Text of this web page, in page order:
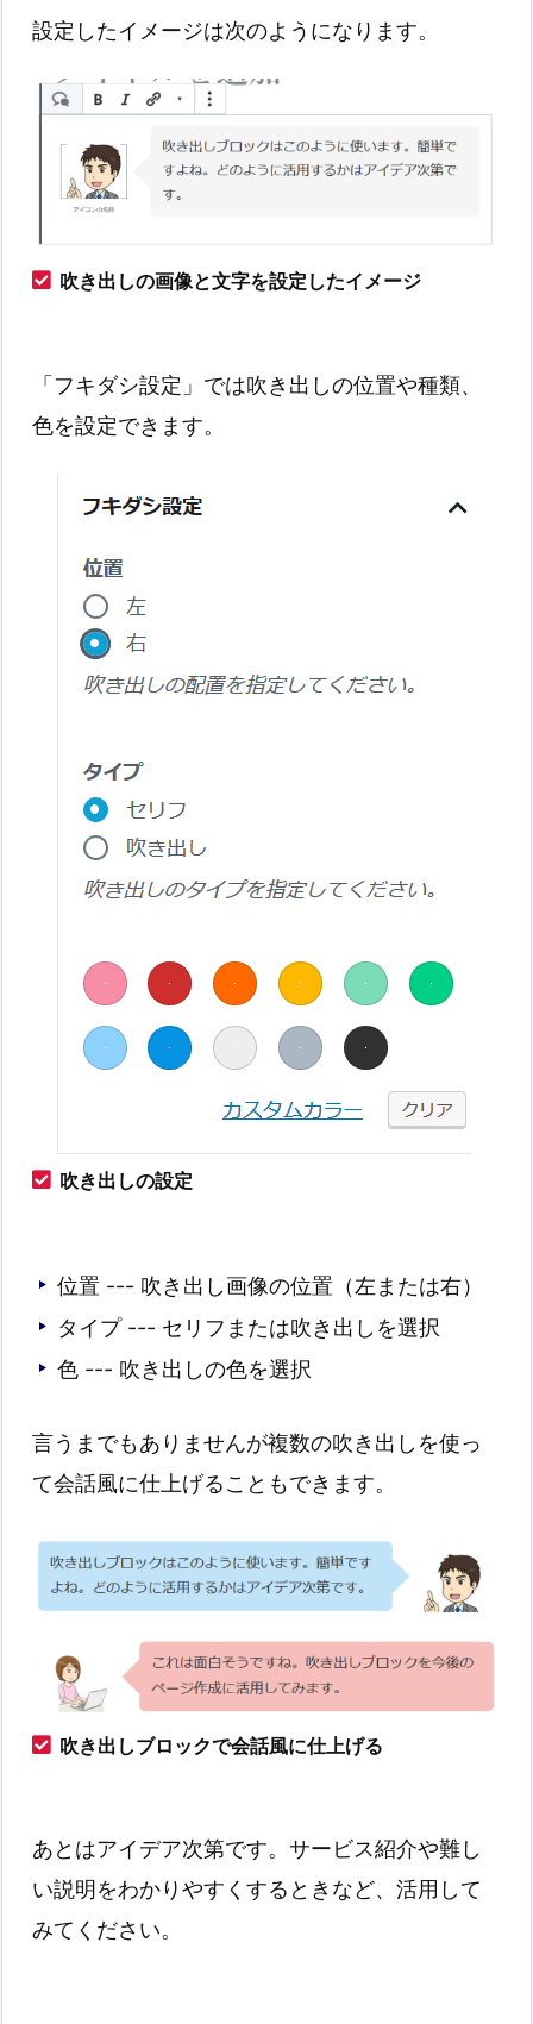
設定したイメージは次のようになります。
吹き出しの画像と文字を設定したイメージ
「フキダシ設定」では吹き出しの位置や種類、
色を設定できます。
吹き出しの設定
位置 --- 吹き出し画像の位置（左または右）
タイプ --- セリフまたは吹き出しを選択
色 --- 吹き出しの色を選択
言うまでもありませんが複数の吹き出しを使っ
て会話風に仕上げることもできます。
吹き出しブロックで会話風に仕上げる
あとはアイデア次第です。サービス紹介や難し
い説明をわかりやすくするときなど、活用して
みてください。